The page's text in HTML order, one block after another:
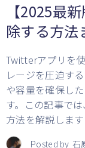
【2025最
除する方法
Twitterアプリを
レージを圧迫す
や容量を確保し
す。この記事で
方法を解説します
Posted by 石